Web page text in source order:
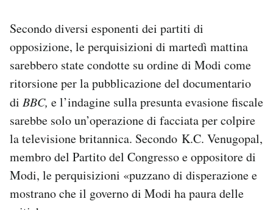
Secondo diversi esponenti dei partiti di
opposizione, le perquisizioni di martedì mattina
sarebbero state condotte su ordine di Modi come
ritorsione per la pubblicazione del documentario
di BBC, e l’indagine sulla presunta evasione fiscale
sarebbe solo un’operazione di facciata per colpire
la televisione britannica. Secondo K.C. Venugopal,
membro del Partito del Congresso e oppositore di
Modi, le perquisizioni «puzzano di disperazione e
mostrano che il governo di Modi ha paura delle